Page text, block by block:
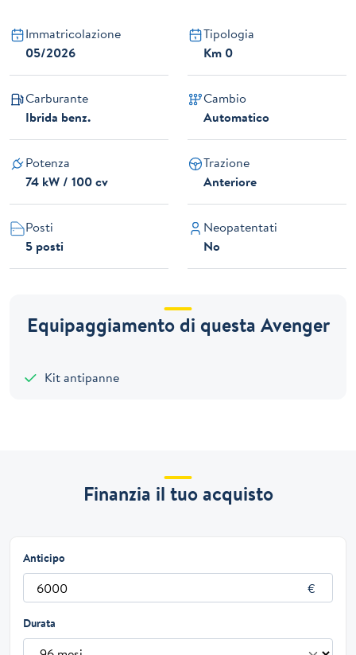
Immatricolazione
05/2026
Tipologia
Km 0
Carburante
Ibrida benz.
Cambio
Automatico
Potenza
74 kW / 100 cv
Trazione
Anteriore
Posti
5 posti
Neopatentati
No
Equipaggiamento di questa Avenger
Kit antipanne
Finanzia il tuo acquisto
Anticipo
Durata